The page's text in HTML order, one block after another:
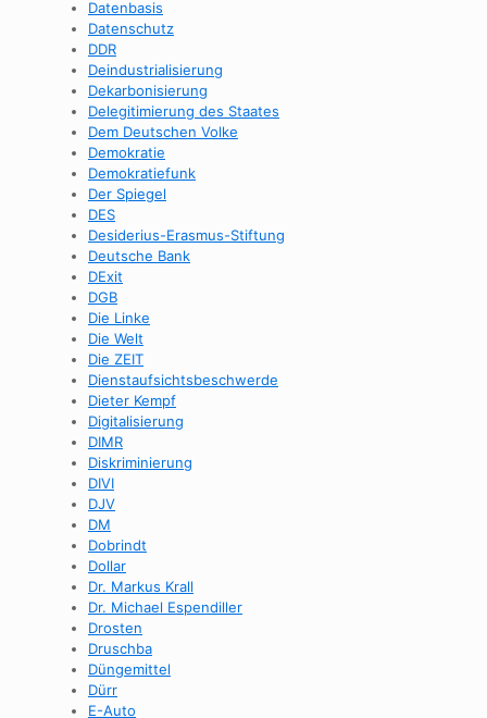
Datenbasis
Datenschutz
DDR
Deindustrialisierung
Dekarbonisierung
Delegitimierung des Staates
Dem Deutschen Volke
Demokratie
Demokratiefunk
Der Spiegel
DES
Desiderius-Erasmus-Stiftung
Deutsche Bank
DExit
DGB
Die Linke
Die Welt
Die ZEIT
Dienstaufsichtsbeschwerde
Dieter Kempf
Digitalisierung
DIMR
Diskriminierung
DIVI
DJV
DM
Dobrindt
Dollar
Dr. Markus Krall
Dr. Michael Espendiller
Drosten
Druschba
Düngemittel
Dürr
E-Auto